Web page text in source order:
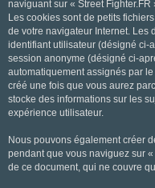
naviguant sur « Street
Les cookies sont de petits
de votre navigateur Internet. Les
identifiant utilisateur (désigné ci-
session anonyme (désigné ci-
automatiquement assignés par
créé une fois que vous aurez
stocke des informations sur les
expérience utilisateur.
Nous pouvons également créer
pendant que vous naviguez sur
de ce document, qui ne couvre